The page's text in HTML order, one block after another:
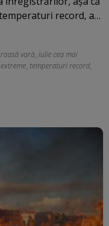
record, a…
vară, iulie cea mai
, temperaturi record,